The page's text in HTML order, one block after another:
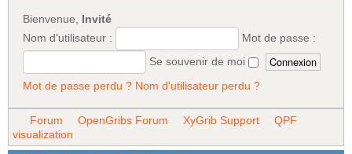
Bienvenue, Invité
Nom d'utilisateur :
Mot de passe :
Se souvenir de moi
Mot de passe perdu ? Nom d'utilisateur perdu ?
Forum OpenGribs Forum XyGrib Support
QPF
visualization